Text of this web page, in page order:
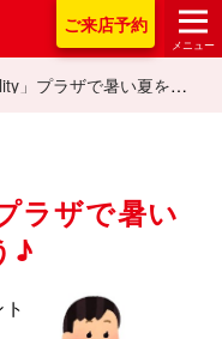
住友生命「Vitality
ご来店予約
メニュー
ザで暑い夏を乗り切りましょう♪
ラザで暑い
♪